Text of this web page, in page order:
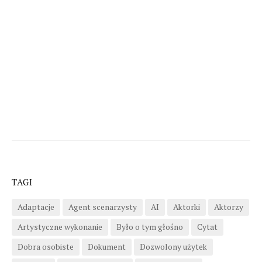
TAGI
Adaptacje Agent scenarzysty AI Aktorki
Aktorzy
Artystyczne wykonanie
Było o tym głośno
Cytat
Dobra osobiste
Dokument
Dozwolony użytek